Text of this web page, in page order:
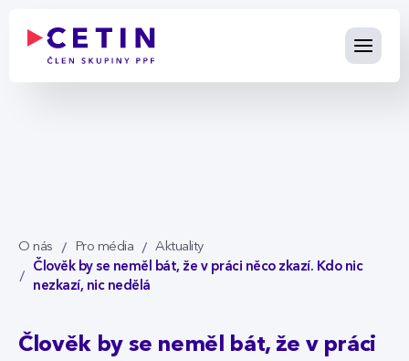
O nás Pro média Aktuality
Člověk by se neměl bát, že v práci něco zkazí. Kdo nic
nezkazí, nic nedělá
Člověk by se neměl bát, že v práci